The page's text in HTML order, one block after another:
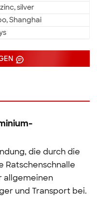
silver
Shanghai
die durch die
Ratschenschnalle
allgemeinen
und Transport bei.